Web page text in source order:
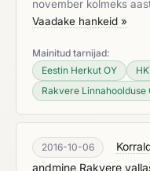
november kolmeks
Vaadake hankeid »
Mainitud tarnijad:
Eestin Herkut OY
Rakvere Linnahoolduse
2016-10-06
andmine Rakvere